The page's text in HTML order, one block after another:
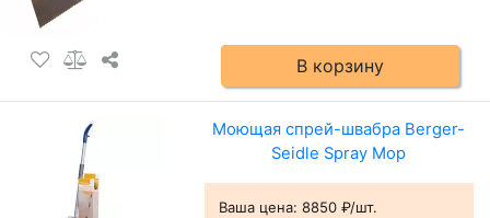
В корзину
Моющая спрей-швабра Berger-
Seidle Spray Mop
Ваша цена: 8850 ₽/шт.